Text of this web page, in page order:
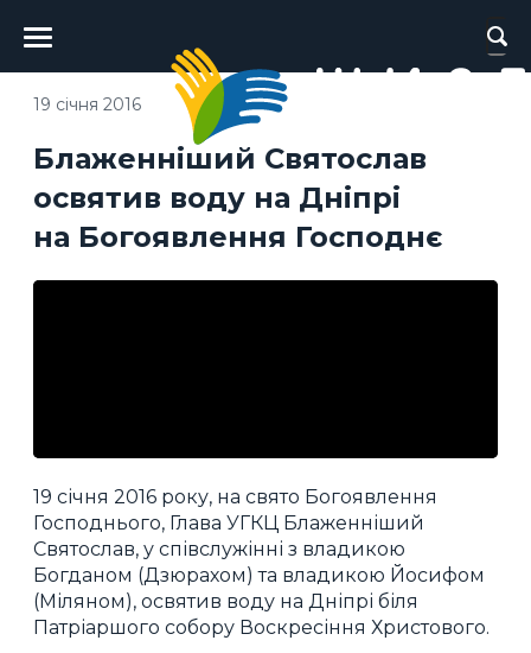
Головне
меню
Блаженніший Святослав
освятив воду на Дніпрі
на Богоявлення Господнє
19 січня 2016
19 січня 2016 року, на свято Богоявлення
Господнього, Глава УГКЦ Блаженніший
Святослав, у співслужінні з владикою
Богданом (Дзюрахом) та владикою Йосифом
(Міляном), освятив воду на Дніпрі біля
Патріаршого собору Воскресіння Христового.